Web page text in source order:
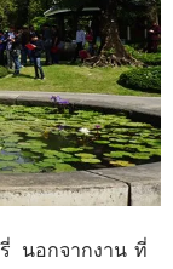
รี่ นอกจากงาน ที่